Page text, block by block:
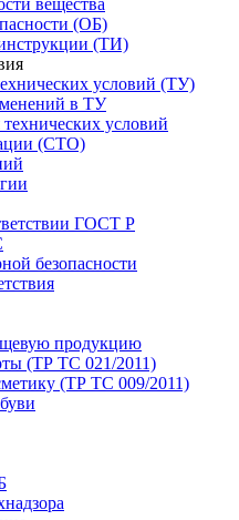
вещества
(ОБ)
(ТИ)
условий (ТУ)
в ТУ
технических условий
(СТО)
ГОСТ Р
безопасности
продукцию
(ТР ТС 021/2011)
(ТР ТС 009/2011)